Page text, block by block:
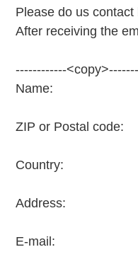
Please do us
After receiving the
------------
Name:
ZIP or Postal code:
Country:
Address:
E-mail: